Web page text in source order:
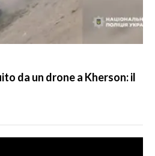
da un drone a Kherson: il